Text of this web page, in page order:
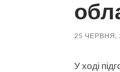
25 ЧЕРВНЯ,
У ході